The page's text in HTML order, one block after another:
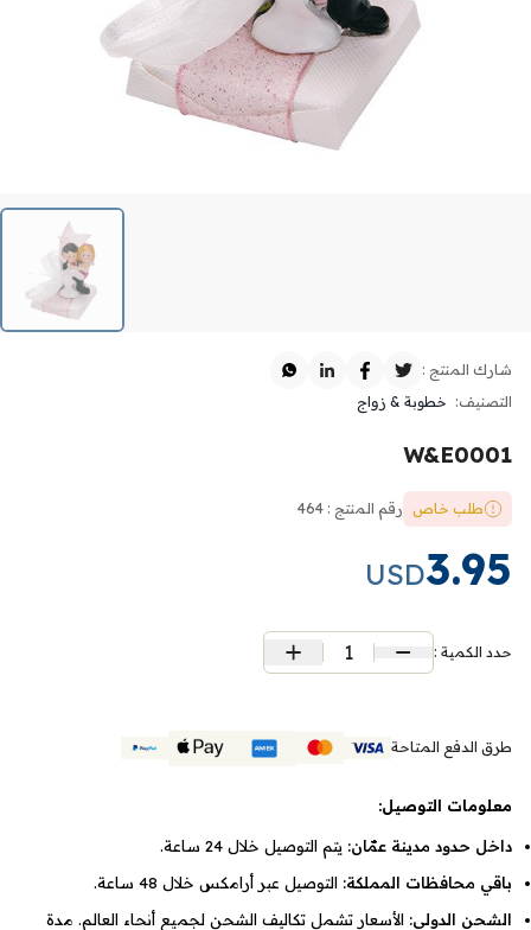
التصنيف: خطوبة & زواج
شارك المنتج :
W&E0001
طلب خاص رقم المنتج : 464
3.95
USD
حدد الكمية : 1
طرق الدفع المتاحة
معلومات التوصيل:
داخل حدود مدينة عمّان: يتم التوصيل خلال 24 ساعة.
باقي محافظات المملكة: التوصيل عبر أرامكس خلال 48 ساعة.
الشحن الدولي: الأسعار تشمل تكاليف الشحن لجميع أنحاء العالم. مدة